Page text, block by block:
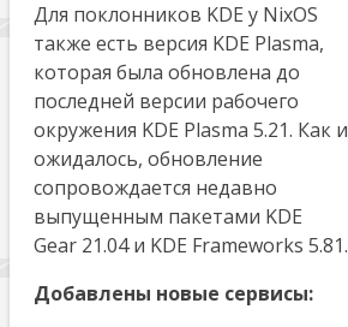
Для поклонников KDE у NixOS
также есть версия KDE Plasma,
которая была обновлена ​​до
последней версии рабочего
окружения KDE Plasma 5.21. Как и
ожидалось, обновление
сопровождается недавно
выпущенным пакетами KDE
Gear 21.04 и KDE Frameworks 5.81.
Добавлены новые сервисы: